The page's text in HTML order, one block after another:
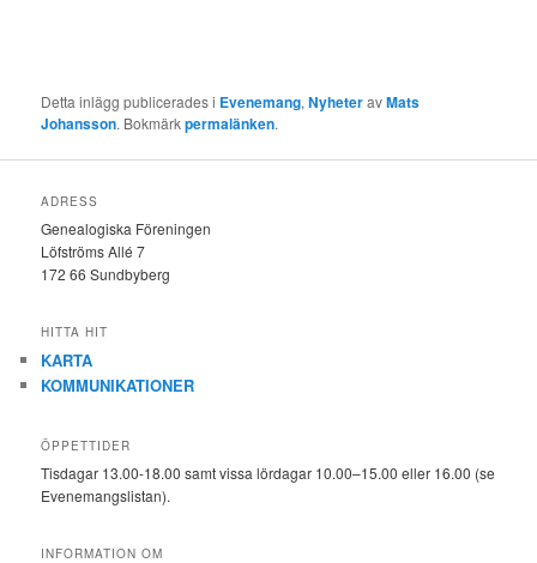
Detta inlägg publicerades i Evenemang,NyheteravMats
Johansson. Bokmärkpermalänken.
ADRESS
Genealogiska Föreningen
Löfströms Allé 7
172 66 Sundbyberg
HITTA HIT
KARTA
KOMMUNIKATIONER
ÖPPETTIDER
Tisdagar 13.00-18.00 samt vissa lördagar 10.00–15.00 eller 16.00 (se
Evenemangslistan).
INFORMATION OM